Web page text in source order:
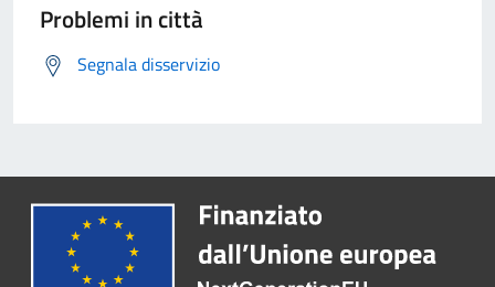
Problemi in città
Segnala disservizio